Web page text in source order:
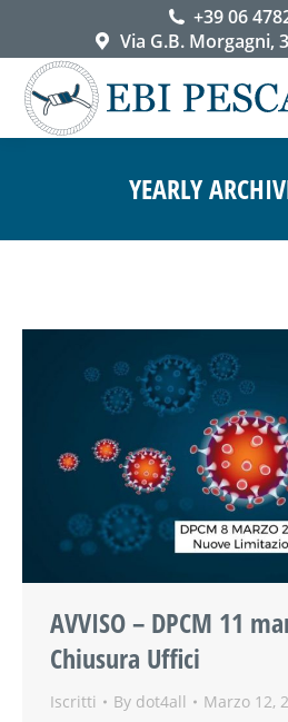
+39 06
Via G.B. Morgagni,
YEARLY
AVVISO – DPCM 11
Chiusura Uffici
Iscritti By dot4all Marzo 12,